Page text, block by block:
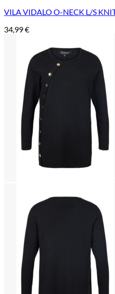
VILA VIDALO O-NECK L/S
34,99€